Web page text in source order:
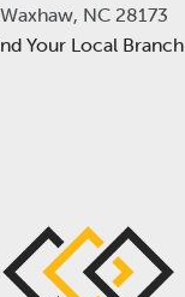
Waxhaw, NC 28173
Your Local Branch